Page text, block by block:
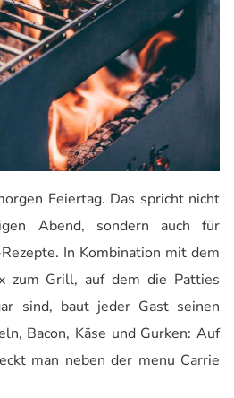
Feiertag. Das spricht nicht
Abend, sondern auch für
In Kombination mit dem
zum Grill, auf dem die Patties
sind, baut jeder Gast seinen
Bacon, Käse und Gurken: Auf
man neben der menu Carrie